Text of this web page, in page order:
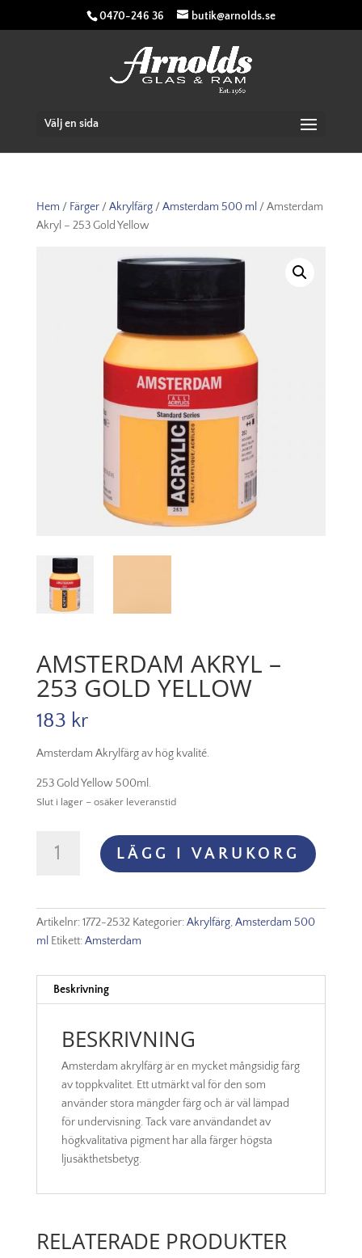
0470-246 36 butik@arnolds.se
Välj en sida
Hem / Färger/Akrylfärg/Amsterdam 500 ml / Amsterdam
Akryl – 253 Gold Yellow
AMSTERDAM AKRYL –
253 GOLD YELLOW
183 kr
Amsterdam Akrylfärg av hög kvalité.
253 Gold Yellow 500ml.
Slut i lager – osäker leveranstid
Akryl
LÄGG I VARUKORG
Artikelnr:1772-2532 Kategorier:Akrylfärg,Amsterdam 500
ml Etikett:Amsterdam
Beskrivning
BESKRIVNING
Amsterdam akrylfärg är en mycket mångsidig färg
av toppkvalitet. Ett utmärkt val för den som
använder stora mängder färg och är väl lämpad
för undervisning. Tack vare användandet av
högkvalitativa pigment har alla färger högsta
ljusäkthetsbetyg.
RELATERADE PRODUKTER